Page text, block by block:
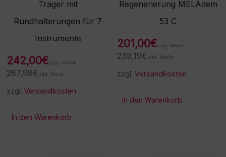
Träger mit
Rundhalterungen für 7
Instrumente
242,00€zzgl. MwSt.
287,98€ inkl. MwSt.
zzgl.Versandkosten
In den Warenkorb
Regenerierung MELAdem
53 C
201,00€zzgl. MwSt.
239,19€ inkl. MwSt.
zzgl.Versandkosten
In den Warenkorb